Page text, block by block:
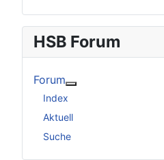
HSB Forum
Forum
Index
Aktuell
Suche